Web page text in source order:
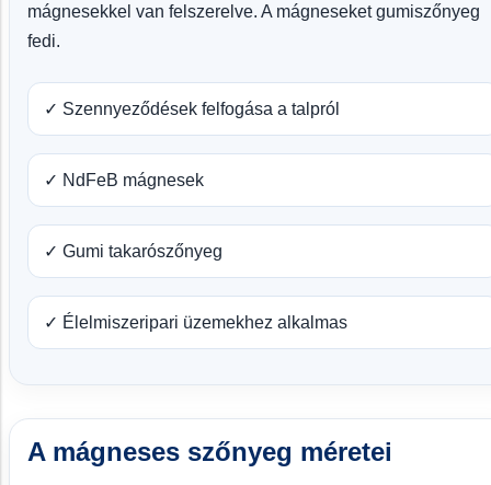
mágnesekkel van felszerelve. A mágneseket gumiszőnyeg
fedi.
✓ Szennyeződések felfogása a talpról
✓ NdFeB mágnesek
✓ Gumi takarószőnyeg
✓ Élelmiszeripari üzemekhez alkalmas
A mágneses szőnyeg méretei